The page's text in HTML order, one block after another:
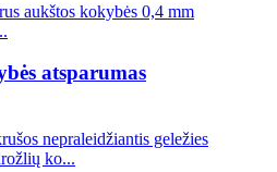
atsparumas